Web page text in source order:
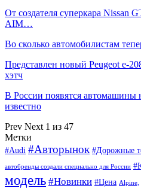
От создателя суперкара Nissan
AIM…
Во сколько автомобилистам
Представлен новый Peugeot e-
хэтч
В России появятся автомашины
известно
Prev Next 1 из 47
Метки
#Audi #Авторынок #Дорожные
автобренды создали специально для России
модель #Новинки #Цена Alpine,